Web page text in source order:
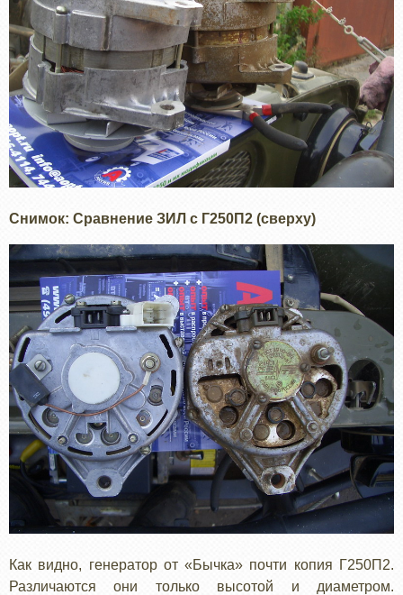
Снимок: Сравнение ЗИЛ с Г250П2 (сверху)
Как видно, генератор от «Бычка» почти копия Г250П2.
Различаются они только высотой и диаметром.